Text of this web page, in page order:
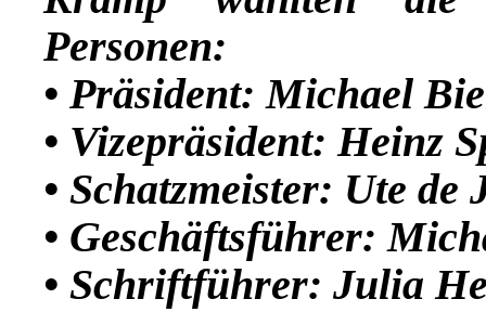
Personen:
• Präsident: Michael
• Vizepräsident: Heinz
• Schatzmeister: Ute de
• Geschäftsführer:
• Schriftführer: Julia